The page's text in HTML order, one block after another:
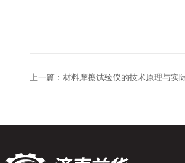
上一篇： 材料摩擦试验仪的技术原理与实